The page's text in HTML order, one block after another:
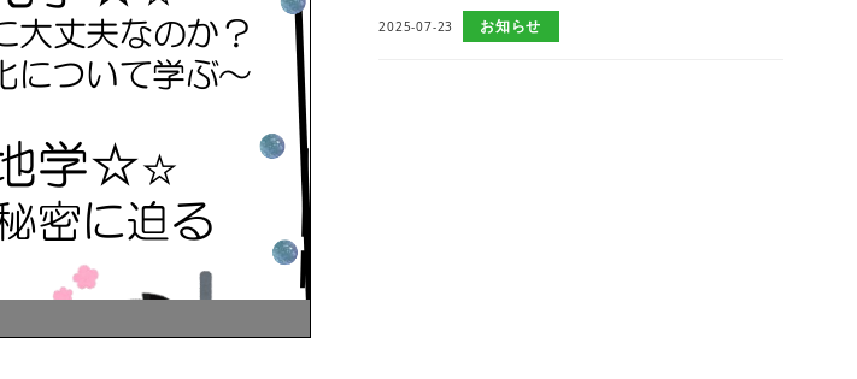
2025-07-23 お知らせ